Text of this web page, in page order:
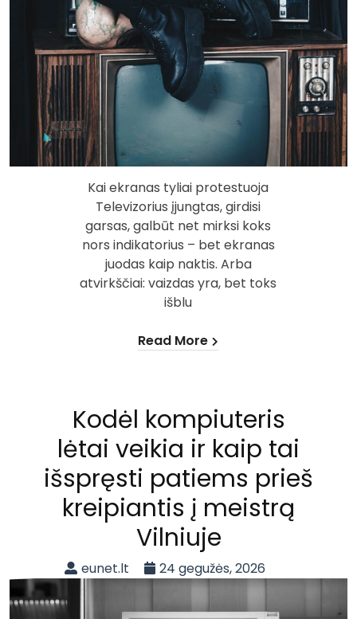
Kai ekranas tyliai protestuoja
Televizorius įjungtas, girdisi
garsas, galbūt net mirksi koks
nors indikatorius – bet ekranas
juodas kaip naktis. Arba
atvirkščiai: vaizdas yra, bet toks
išblu
Read More
Kodėl kompiuteris
lėtai veikia ir kaip tai
išspręsti patiems prieš
kreipiantis į meistrą
Vilniuje
eunet.lt 24 gegužės, 2026